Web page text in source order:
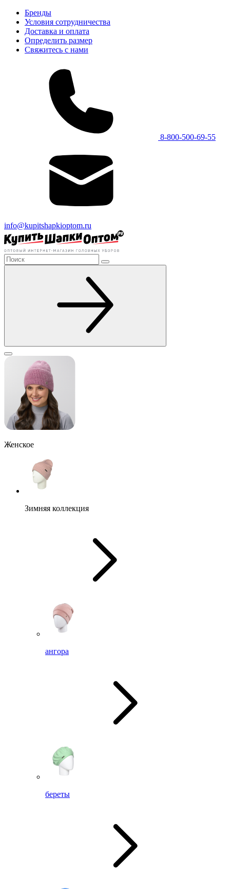
Бренды
Условия сотрудничества
Доставка и оплата
Определить размер
Свяжитесь с нами
8-800-500-69-55
info@kupitshapkioptom.ru
Женское
Зимняя коллекция
ангора
береты